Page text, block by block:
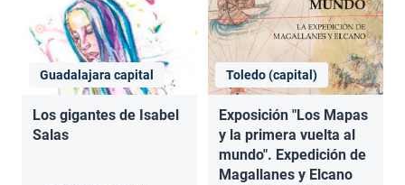
Guadalajara capital
Los gigantes de Isabel
Salas
Toledo (capital)
Exposición "Los Mapas
y la primera vuelta al
mundo". Expedición de
Magallanes y Elcano